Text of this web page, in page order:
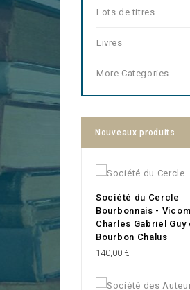
Lots de titres
Livres
More Categories
Nouveaux produits
Société du Cercle
Bourbonnais -
Charles Gabriel Guy
Bourbon Chalus
Prix
140,00 €